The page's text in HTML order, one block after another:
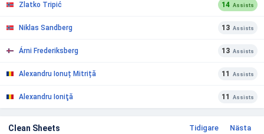
Zlatko Tripić 14 Assists
Niklas Sandberg 13 Assists
Árni Frederiksberg 13 Assists
Alexandru Ionuț Mitriță 11 Assists
Alexandru Ioniţă 11 Assists
Clean Sheets Tidigare Nästa